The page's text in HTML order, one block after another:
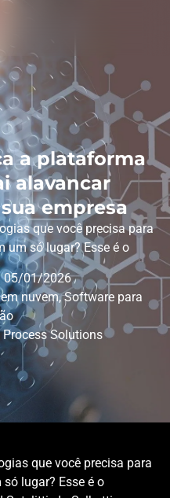
a plataforma
alavancar
empresa
que você precisa para
um só lugar? Esse é o
05/01/2026
nuvem,Software para
Process Solutions
que você precisa para
lugar? Esse é o